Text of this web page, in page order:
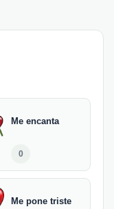
Me encanta
0
Me pone triste